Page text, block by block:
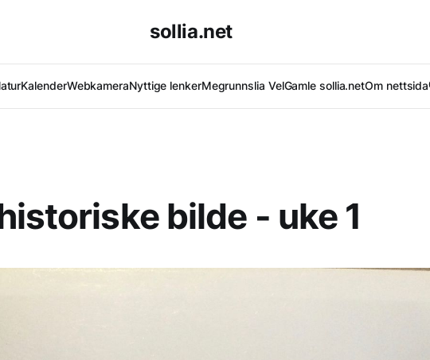
sollia.net
KalenderWebkameraNyttige lenkerMegrunnslia VelGamle sollia.netOm nettsida
bilde - uke 1